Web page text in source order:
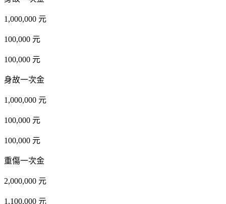
1,000,000 元
100,000 元
100,000 元
身故一次金
1,000,000 元
100,000 元
100,000 元
重傷一次金
2,000,000 元
1,100,000 元